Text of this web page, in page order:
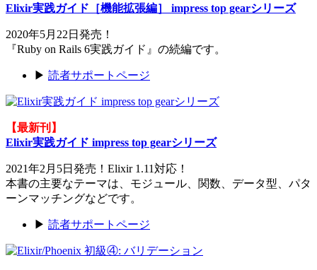
Elixir実践ガイド［機能拡張編］ impress top gearシリーズ
2020年5月22日発売！
『Ruby on Rails 6実践ガイド』の続編です。
▶ 読者サポートページ
【最新刊】
Elixir実践ガイド impress top gearシリーズ
2021年2月5日発売！Elixir 1.11対応！
本書の主要なテーマは、モジュール、関数、データ型、パタ
ーンマッチングなどです。
▶ 読者サポートページ